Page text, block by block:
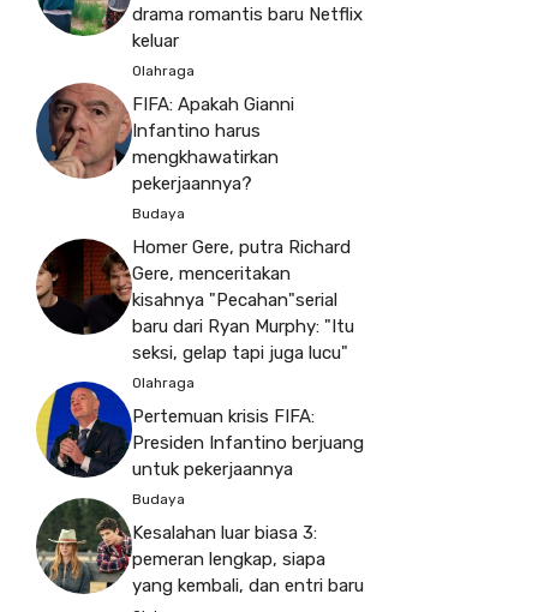
drama romantis baru Netflix
keluar
Olahraga
FIFA: Apakah Gianni
Infantino harus
mengkhawatirkan
pekerjaannya?
Budaya
Homer Gere, putra Richard
Gere, menceritakan
kisahnya "Pecahan"serial
baru dari Ryan Murphy: "Itu
seksi, gelap tapi juga lucu"
Olahraga
Pertemuan krisis FIFA:
Presiden Infantino berjuang
untuk pekerjaannya
Budaya
Kesalahan luar biasa 3:
pemeran lengkap, siapa
yang kembali, dan entri baru